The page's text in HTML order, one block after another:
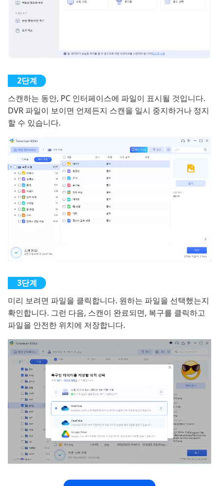
스캔하는 동안, PC 인터페이스에 파일이 표시될 것입니다.
DVR 파일이 보이면 언제든지 스캔을 일시 중지하거나 정지
할 수 있습니다.
미리 보려면 파일을 클릭합니다. 원하는 파일을 선택했는지
확인합니다. 그런 다음, 스캔이 완료되면, 복구를 클릭하고
파일을 안전한 위치에 저장합니다.